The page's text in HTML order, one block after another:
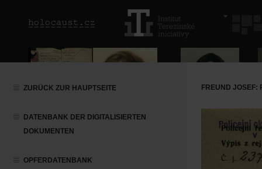
ZURÜCK ZUR HAUPTSEITE
DATENBANK DER DIGITALISIERTEN
DOKUMENTEN
OPFERDATENBANK
FREUND JOSEF: